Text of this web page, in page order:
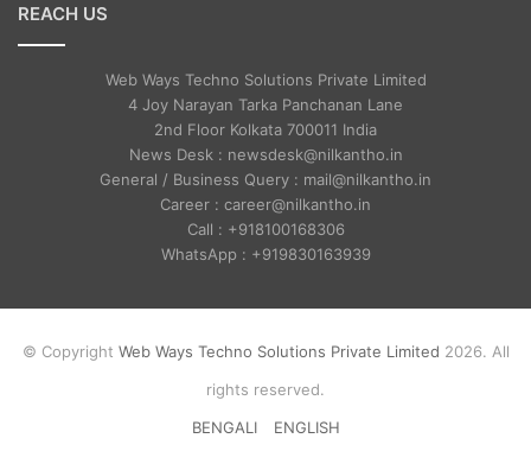
REACH US
Web Ways Techno Solutions Private Limited
4 Joy Narayan Tarka Panchanan Lane
2nd Floor Kolkata 700011 India
News Desk : newsdesk@nilkantho.in
General / Business Query : mail@nilkantho.in
Career : career@nilkantho.in
Call : +918100168306
WhatsApp : +919830163939
© Copyright Web Ways Techno Solutions Private Limited 2026. All
rights reserved.
BENGALI
ENGLISH